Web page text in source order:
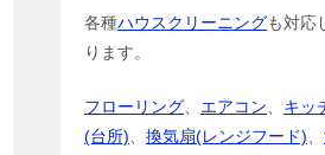
各種ハウスクリーニングも対応
ります。
フローリング エアコン
キッ
(台所)
換気扇(レンジフード)